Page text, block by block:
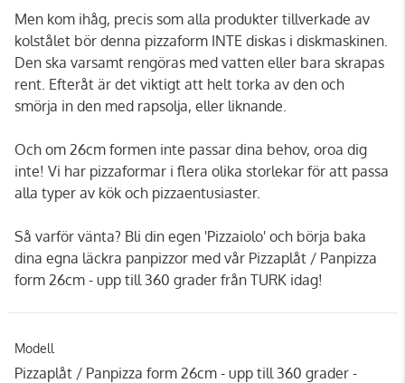
Men kom ihåg, precis som alla produkter tillverkade av
kolstålet bör denna pizzaform INTE diskas i diskmaskinen.
Den ska varsamt rengöras med vatten eller bara skrapas
rent. Efteråt är det viktigt att helt torka av den och
smörja in den med rapsolja, eller liknande.
Och om 26cm formen inte passar dina behov, oroa dig
inte! Vi har pizzaformar i flera olika storlekar för att passa
alla typer av kök och pizzaentusiaster.
Så varför vänta? Bli din egen 'Pizzaiolo' och börja baka
dina egna läckra panpizzor med vår Pizzaplåt / Panpizza
form 26cm - upp till 360 grader från TURK idag!
Modell
Pizzaplåt / Panpizza form 26cm - upp till 360 grader -